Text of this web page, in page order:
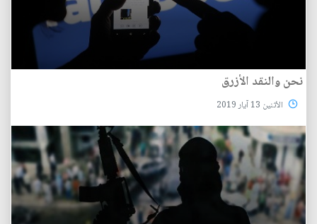
نحن والنقد الأزرق
الأثنين 13 آيار 2019